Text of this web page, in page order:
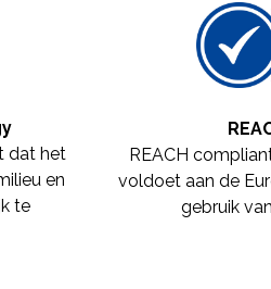
dat het
en
te
REACH
voldoet aan de
gebruik